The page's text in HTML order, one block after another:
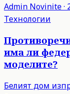
Admin Novinite·
Технологии
има ли
моделите?
Белият дом